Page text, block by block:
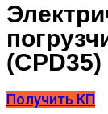
(CPD35)
Получить КП